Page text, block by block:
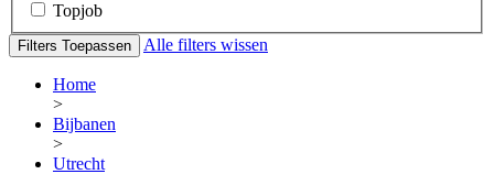
Topjob
Filters Toepassen Alle filters wissen
Home
>
Bijbanen
>
Utrecht